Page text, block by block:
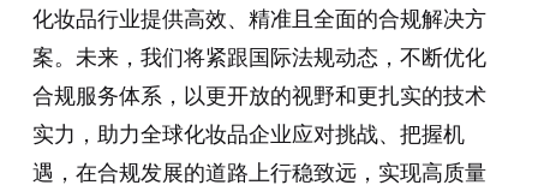
化妆品行业提供高效、精准且全面的合规解决方
案。未来，我们将紧跟国际法规动态，不断优化
合规服务体系，以更开放的视野和更扎实的技术
实力，助力全球化妆品企业应对挑战、把握机
遇，在合规发展的道路上行稳致远，实现高质量